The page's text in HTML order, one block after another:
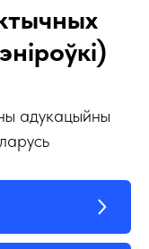
адукацыйны